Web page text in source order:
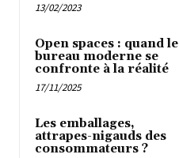
13/02/2023
Open spaces : quand le
bureau moderne se
confronte à la réalité
17/11/2025
Les emballages,
attrapes-nigauds des
consommateurs ?